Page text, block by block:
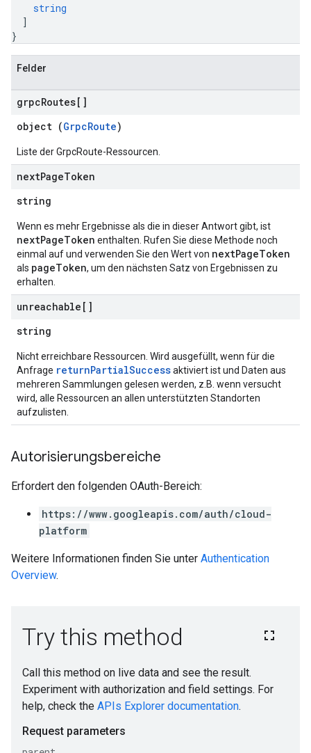
string
]
}
Felder
grpcRoutes[]
object (GrpcRoute)
Liste der GrpcRoute-Ressourcen.
nextPageToken
string
Wenn es mehr Ergebnisse als die in dieser Antwort gibt, ist
nextPageToken enthalten. Rufen Sie diese Methode noch
einmal auf und verwenden Sie den Wert von nextPageToken
als pageToken, um den nächsten Satz von Ergebnissen zu
erhalten.
unreachable[]
string
Nicht erreichbare Ressourcen. Wird ausgefüllt, wenn für die
Anfrage returnPartialSuccessaktiviert ist und Daten aus
mehreren Sammlungen gelesen werden, z.B. wenn versucht
wird, alle Ressourcen an allen unterstützten Standorten
aufzulisten.
Autorisierungsbereiche
Erfordert den folgenden OAuth-Bereich:
https://www.googleapis.com/auth/cloud-
platform
Weitere Informationen finden Sie unter Authentication
Overview.